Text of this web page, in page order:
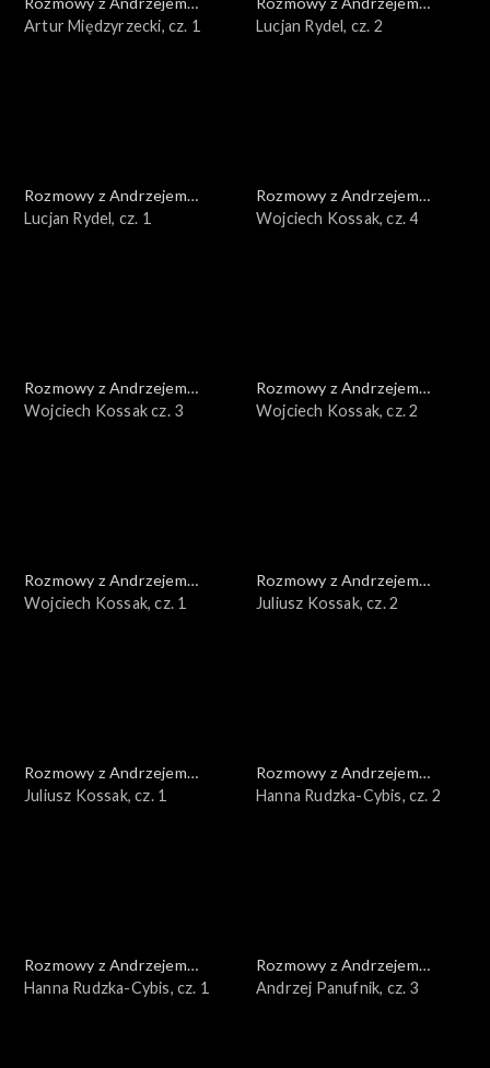
Doboszem
Artur Międzyrzecki, cz. 1
Doboszem
Lucjan Rydel, cz. 2
Rozmowy z Andrzejem
Doboszem
Lucjan Rydel, cz. 1
Rozmowy z Andrzejem
Doboszem
Wojciech Kossak, cz. 4
Rozmowy z Andrzejem
Doboszem
Wojciech Kossak cz. 3
Rozmowy z Andrzejem
Doboszem
Wojciech Kossak, cz. 2
Rozmowy z Andrzejem
Doboszem
Wojciech Kossak, cz. 1
Rozmowy z Andrzejem
Doboszem
Juliusz Kossak, cz. 2
Rozmowy z Andrzejem
Doboszem
Juliusz Kossak, cz. 1
Rozmowy z Andrzejem
Doboszem
Hanna Rudzka-Cybis, cz. 2
Rozmowy z Andrzejem
Doboszem
Hanna Rudzka-Cybis, cz. 1
Rozmowy z Andrzejem
Doboszem
Andrzej Panufnik, cz. 3